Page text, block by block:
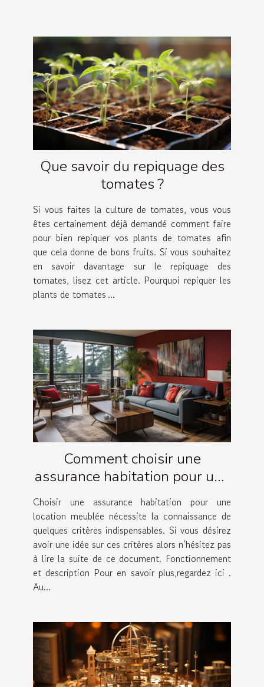
Que savoir du repiquage des
tomates ?
Si vous faites la culture de tomates, vous vous
êtes certainement déjà demandé comment faire
pour bien repiquer vos plants de tomates afin
que cela donne de bons fruits. Si vous souhaitez
en savoir davantage sur le repiquage des
tomates, lisez cet article. Pourquoi repiquer les
plants de tomates ...
Comment choisir une
assurance habitation pour une
location meublée ?
Choisir une assurance habitation pour une
location meublée nécessite la connaissance de
quelques critères indispensables. Si vous désirez
avoir une idée sur ces critères alors n’hésitez pas
à lire la suite de ce document. Fonctionnement
et description Pour en savoir plus,regardez ici .
Au...